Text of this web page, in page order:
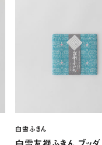
白雪ふきん